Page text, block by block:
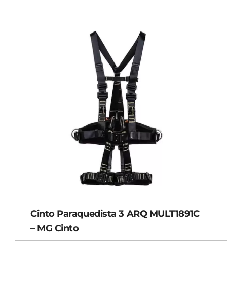
Cinto Paraquedista 3 ARQ MULT1891C
– MG Cinto